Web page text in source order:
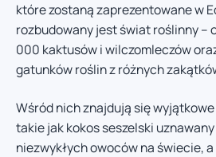
które zostaną zaprezentowane w
rozbudowany jest świat roślinny –
000 kaktusów i wilczomleczów
gatunków roślin z różnych
Wśród nich znajdują się
takie jak kokos seszelski
niezwykłych owoców na świecie,